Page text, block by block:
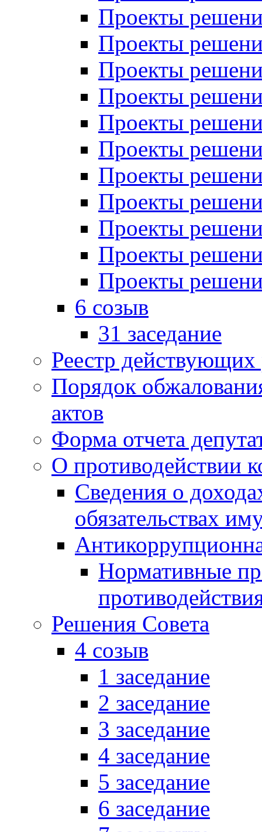
Проекты
Проекты
Проекты
Проекты
Проекты
Проекты
Проекты
Проекты
Проекты
Проекты
Проекты
6 созыв
31 заседание
Реестр
Порядок
актов
Форма отчета
О противодействии
Сведения о
обязательствах
Нормативные
Решения Совета
4 созыв
1 заседание
2 заседание
3 заседание
4 заседание
5 заседание
6 заседание